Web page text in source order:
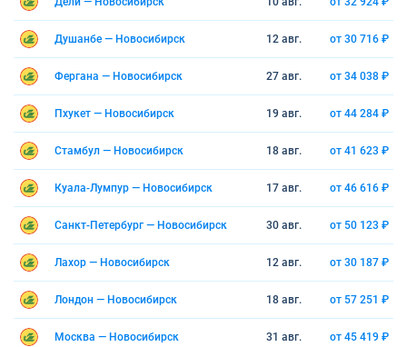
Душанбе — Новосибирск 12 авг. от 30 716 ₽
Фергана — Новосибирск 27 авг. от 34 038 ₽
Пхукет — Новосибирск 19 авг. от 44 284 ₽
Стамбул — Новосибирск 18 авг. от 41 623 ₽
Куала-Лумпур — Новосибирск 17 авг. от 46 616 ₽
Санкт-Петербург — Новосибирск 30 авг. от 50 123 ₽
Лахор — Новосибирск 12 авг. от 30 187 ₽
Лондон — Новосибирск 18 авг. от 57 251 ₽
Москва — Новосибирск 31 авг. от 45 419 ₽